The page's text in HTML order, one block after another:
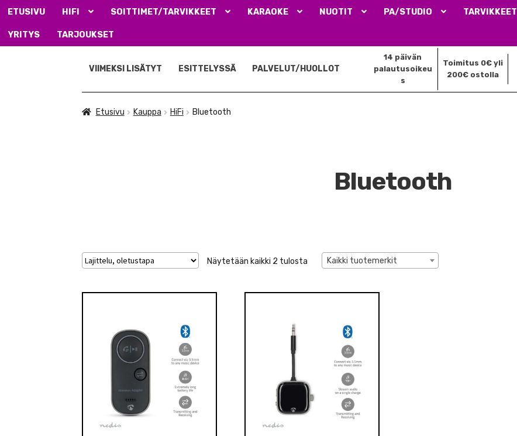
ETUSIVU HIFI SOITTIMET/TARVIKKEET KARAOKE NUOTIT PA/STUDIO TARVIKKEET
YRITYS TARJOUKSET
navigointiin
sisältöön
14 päivän
palautusoikeu
s
Toimitus 0€ yli
200€ ostolla
VIIMEKSI LISÄTYT ESITTELYSSÄ PALVELUT/HUOLLOT
Etusivu Kauppa HiFi Bluetooth
Bluetooth
Näytetään kaikki 2 tulosta Kaikki tuotemerkit